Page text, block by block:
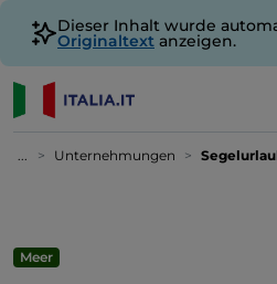
Dieser Inhalt wurde
Originaltext anzeigen.
... Unternehmungen Segelurlaub oder
Meer